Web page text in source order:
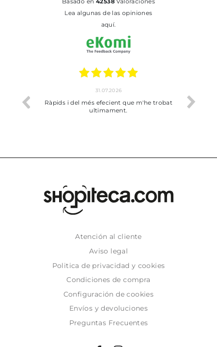
Lea algunas de las opiniones
aquí.
31.07.2026
Ràpids i del més efecient que m'he trobat
ultimament.
Atención al cliente
Aviso legal
Politica de privacidad y cookies
Condiciones de compra
Configuración de cookies
Envíos y devoluciones
Preguntas Frecuentes